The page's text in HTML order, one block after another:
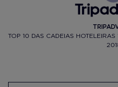
TOP 10 DAS CADEIAS